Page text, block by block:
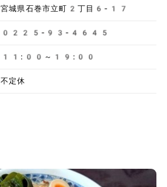
宮城県石巻市立町2丁目6-17
0225-93-4645
11:00～19:00
不定休